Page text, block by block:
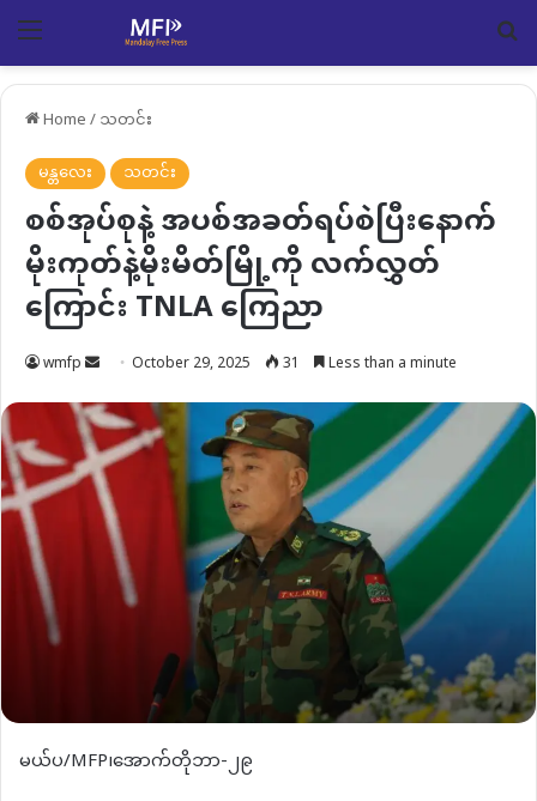
Menu
Home/သတင်း
မန္တလေး
သတင်း
စစ်အုပ်စုနဲ့ အပစ်အခတ်ရပ်စဲပြီးနောက်
မိုးကုတ်နဲ့မိုးမိတ်မြို့ကို လက်လွှတ်
ကြောင်း TNLA ကြေညာ
wmfp Send
email
October 29, 2025 31 Less than a minute
မယ်ပ/MFP၊အောက်တိုဘာ-၂၉